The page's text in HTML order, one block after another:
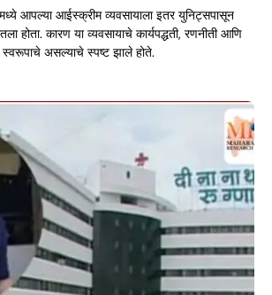
आपल्या आईस्क्रीम व्यवसायाला इतर युनिट्सपासून
होता. कारण या व्यवसायाचे कार्यपद्धती, रणनीती आणि
स्वरूपाचे असल्याचे स्पष्ट झाले होते.